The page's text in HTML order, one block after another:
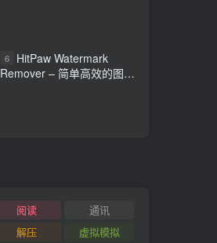
6
HitPaw Watermark
Remover – 简单高效的图文
阅读
通讯
解压
虚拟模拟